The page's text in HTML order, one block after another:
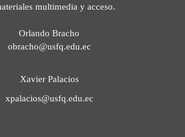
multimedia y acceso.
Orlando Bracho
obracho@usfq.edu.ec
Xavier Palacios
xpalacios@usfq.edu.ec